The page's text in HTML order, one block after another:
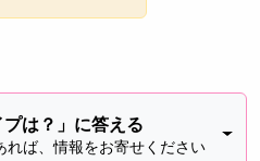
プは？」に答える
れば、情報をお寄せください